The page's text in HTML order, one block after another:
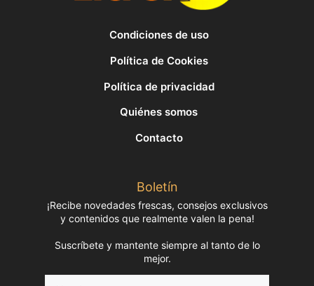
Condiciones de uso
Política de Cookies
Política de privacidad
Quiénes somos
Contacto
Boletín
¡Recibe novedades frescas, consejos exclusivos
y contenidos que realmente valen la pena!
Suscríbete y mantente siempre al tanto de lo
mejor.